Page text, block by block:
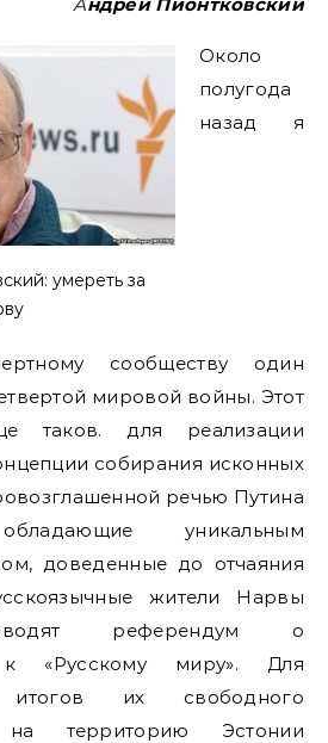
умереть за
Около
полугода
назад я
сообществу один
мировой войны. Этот
таков. для реализации
собирания исконных
речью Путина
уникальным
доведенные до отчаяния
жители Нарвы
референдум о
к «Русскому миру». Для
итогов их свободного
на территорию Эстонии